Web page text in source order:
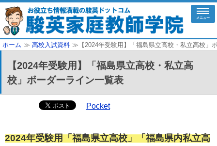
メニュー
ホーム ≫ 高校入試資料 ≫【2024年受験用】「福島県立高校・私立高校」
【2024年受験用】「福島県立高校・私立高
校」ボーダーライン一覧表
Pocket
2024年受験用「福島県立高校」「福島県内私立高